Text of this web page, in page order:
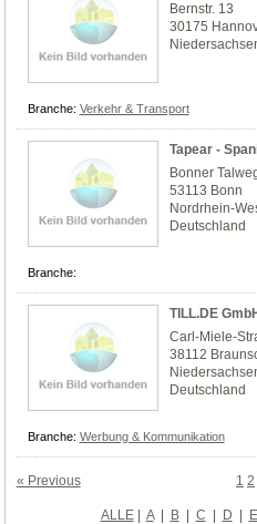
Bernstr. 13
30175
Branche: Verkehr & Transport
Tapear -
Bonner
53113 Bonn
Nordrhein-
Deutschland
Branche:
TILL.DE
Carl-Miele-
38112
Deutschland
Branche: Werbung & Kommunikation
« Previous 1 2
ALLE| A | B | C | D | E